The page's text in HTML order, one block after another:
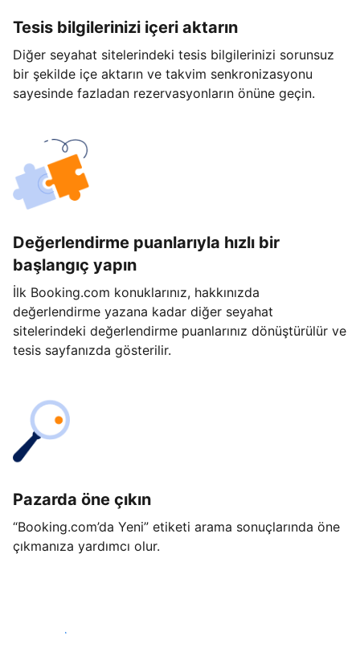
Tesis bilgilerinizi içeri aktarın
Diğer seyahat sitelerindeki tesis bilgilerinizi sorunsuz
bir şekilde içe aktarın ve takvim senkronizasyonu
sayesinde fazladan rezervasyonların önüne geçin.
Değerlendirme puanlarıyla hızlı bir
başlangıç yapın
İlk Booking.com konuklarınız, hakkınızda
değerlendirme yazana kadar diğer seyahat
sitelerindeki değerlendirme puanlarınız dönüştürülür ve
tesis sayfanızda gösterilir.
Pazarda öne çıkın
“Booking.com’da Yeni” etiketi arama sonuçlarında öne
çıkmanıza yardımcı olur.
Hemen başla